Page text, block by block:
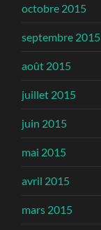
octobre 2015
septembre 2015
août 2015
juillet 2015
juin 2015
mai 2015
avril 2015
mars 2015